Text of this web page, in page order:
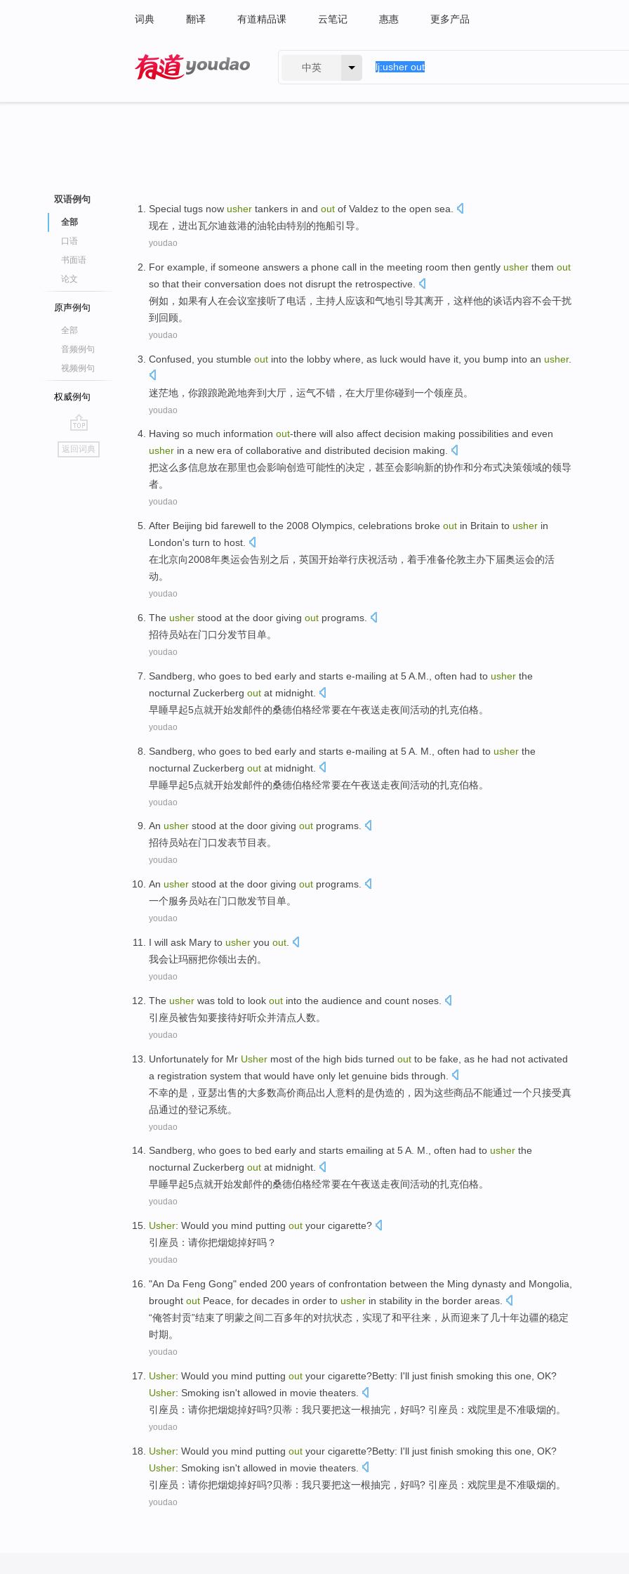
词典 翻译 有道精品课 云笔记 惠惠 更多产品
中英
双语例句
全部
口语
书面语
论文
原声例句
全部
音频例句
视频例句
权威例句
go
top
返回词典
Special tugs now usher tankers in and out of Valdez to the open sea.
现在 ，进出瓦尔迪兹港的油轮由特别 的拖船引导。
youdao
For example if someone answers a phone call in the meeting room then gently usher them out
so that their conversation does not disrupt the retrospective
例如 ， 如果有人在会议室接听了电话 ，主持人应该和气地引导其离开 ， 这样他的谈话内容不会干扰
到回顾。
youdao
Confused you stumble out into the lobby where as luck would have it, you bump into an usher.
迷茫地 ， 你踉踉跄跄地奔到大厅 ， 运气不错，在大厅里你碰到一个领座员。
youdao
Having so much information out-there will also affect decision making possibilities and even
usher in a new era of collaborative and distributed decision making.
把这么多信息放在那里也会影响创造可能性的决定 ， 甚至会影响新的协作和分布式决策领域的领导
者。
youdao
After Beijing bid farewell to the 2008 Olympics celebrations broke out in Britain to usher in
London's turn to host
在北京向2008年奥运会告别 之后， 英国开始举行庆祝活动，着手准备伦敦主办下届奥运会的活
动。
youdao
The usher stood at the door giving out programs.
招待员站在门口分发节目单。
youdao
Sandberg , who goes to bed early and starts e-mailing at 5A.M often had to usher the
nocturnal Zuckerberg out at midnight
早睡早起5点就开始发邮件的桑德伯格经常要在午夜送走夜间活动的扎克伯格。
youdao
Sandberg , who goes to bed early and starts e-mailing at 5A. M., often had to usher the
nocturnal Zuckerberg out at midnight
早睡早起5点就开始发邮件的桑德伯格经常要在午夜送走夜间活动的扎克伯格。
youdao
An usher stood at the door giving out programs.
招待员站在门口发表节目表。
youdao
An usher stood at the door giving out programs.
一个服务员站在门口散发节目单。
youdao
I will ask Mary to usher you out
我会让玛丽把你领出去的。
youdao
The usher was told to look out into the audience and count noses
引座员被告知要接待好听众并清点 人数。
youdao
Unfortunately for Mr Usher most of the high bids turned out to be fake as he had not activated
a registration system that would have only let genuine bids through
不幸的是 ， 亚瑟出售的大多数高价商品出人意料的是伪造的， 因为这些商品不能通过一个只接受真
品通过的登记系统。
youdao
Sandberg, who goes to bed early and starts emailing at 5A. M., often had to usher the
nocturnal Zuckerberg out at midnight.
早睡早起5点就开始发邮件的桑德伯格经常要在午夜送走夜间活动的扎克伯格。
youdao
Usher: Would you mind putting out your cigarette?
引座员 ： 请你把烟熄掉好吗？
youdao
"An Da Feng Gong" ended 200 years of confrontation between the Ming dynasty and Mongolia
brought out Peace for decades in order to usher in stability in the border areas
“俺答封贡”结束了明蒙之间二百多年的对抗状态 ， 实现了和平往来， 从而迎来了 几十年边疆的稳定
时期。
youdao
Usher: Would you mind putting out your cigarette?Betty: I'll just finish smoking this one OK?
Usher: Smoking isn't allowed in movie theaters.
引座员 ： 请你把烟熄掉好吗?贝蒂 ： 我只要把这一根抽完 ，好吗? 引座员：戏院里是不准吸烟的。
youdao
Usher: Would you mind putting out your cigarette?Betty: I'll just finish smoking this one OK?
Usher: Smoking isn't allowed in movie theaters.
引座员 ： 请你把烟熄掉好吗?贝蒂 ： 我只要把这一根抽完 ，好吗? 引座员：戏院里是不准吸烟的。
youdao